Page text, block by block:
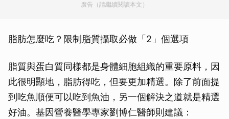
廣告（請繼續閱讀本文）
脂肪怎麼吃？限制脂質攝取必做「2」個選項
脂質與蛋白質同樣都是身體細胞組織的重要原料，因
此很明顯地，脂肪得吃，但要更加精選。除了前面提
到吃魚順便可以吃到魚油，另一個解決之道就是精選
好油。基因營養醫學專家劉博仁醫師則建議：